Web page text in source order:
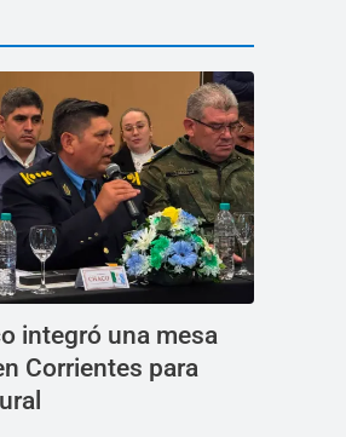
integró una mesa
Corrientes para